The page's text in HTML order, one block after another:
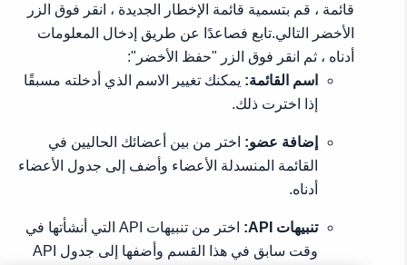
قائمة ، قم بتسمية قائمة الإخطار الجديدة ، انقر فوق الزر
الأخضر التالي.تابع فصاعدًا عن طريق إدخال المعلومات
أدناه ، ثم انقر فوق الزر "حفظ الأخضر":
اسم القائمة: يمكنك تغيير الاسم الذي أدخلته مسبقًا
إذا اخترت ذلك.
إضافة عضو: اختر من بين أعضائك الحاليين في
القائمة المنسدلة الأعضاء وأضف إلى جدول الأعضاء
أدناه.
تنبيهات API:
اختر من تنبيهات API التي أنشأتها في
وقت سابق في هذا القسم وأضفها إلى جدول API